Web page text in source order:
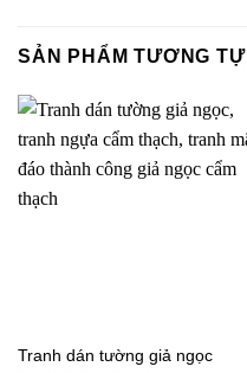
Tranh dán tường hoạt
hình Kỷ Băng Hà TV1927
SẢN PHẨM TƯƠNG TỰ
Tranh dán tường giả ngọc